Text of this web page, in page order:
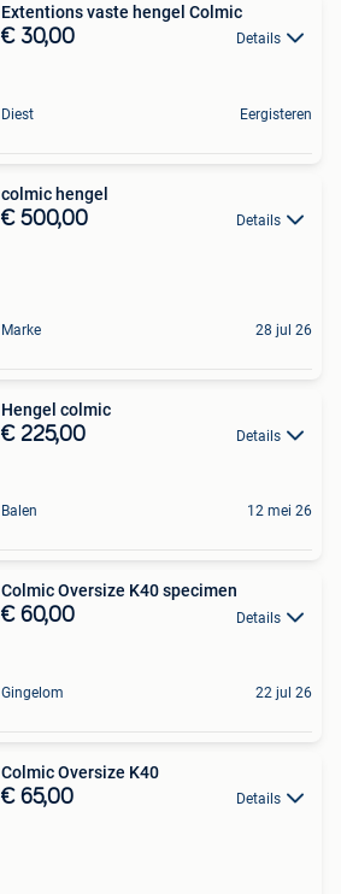
Extentions vaste hengel Colmic
€ 30,00 Details
Diest Eergisteren
colmic hengel
€ 500,00 Details
Marke 28 jul 26
Hengel colmic
€ 225,00 Details
Balen 12 mei 26
Colmic Oversize K40 specimen
€ 60,00 Details
Gingelom 22 jul 26
Colmic Oversize K40
€ 65,00 Details